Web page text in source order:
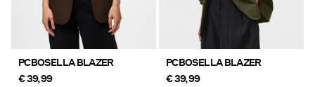
PCBOSELLA BLAZER
€ 39,99
PCBOSELLA BLAZER
€ 39,99